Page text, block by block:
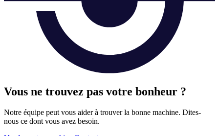
Vous ne trouvez pas votre bonheur ?
Notre équipe peut vous aider à trouver la bonne machine. Dites-
nous ce dont vous avez besoin.